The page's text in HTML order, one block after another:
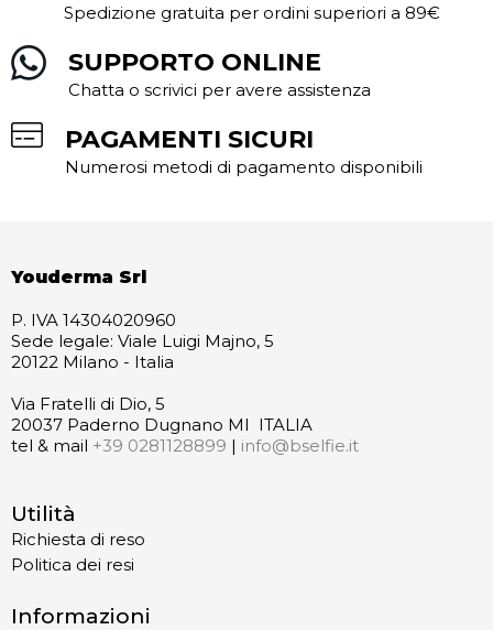
Spedizione gratuita per ordini superiori a 89€
SUPPORTO ONLINE
Chatta o scrivici per avere assistenza
PAGAMENTI SICURI
Numerosi metodi di pagamento disponibili
Youderma Srl
P. IVA 14304020960
Sede legale: Viale Luigi Majno, 5
20122 Milano - Italia
Via Fratelli di Dio, 5
20037 Paderno Dugnano MI ITALIA
tel & mail +39 0281128899 | info@bselfie.it
Utilità
Richiesta di reso
Politica dei resi
Informazioni